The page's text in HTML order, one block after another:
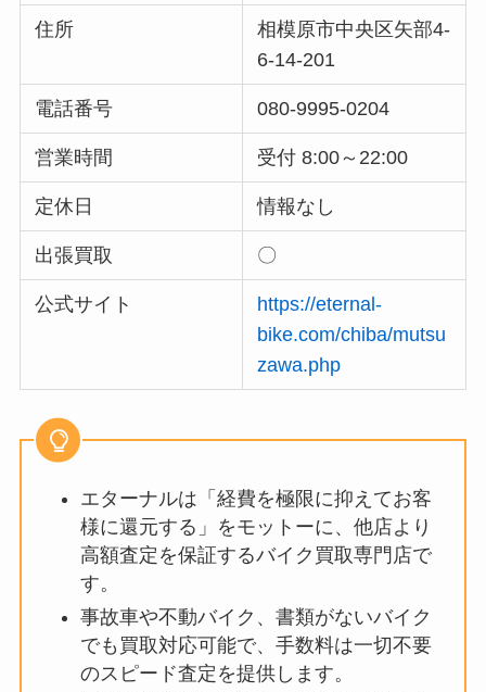
住所
相模原市中央区矢部4-
6-14-201
電話番号 080-9995-0204
営業時間 受付 8:00～22:00
定休日 情報なし
出張買取 〇
公式サイト
https://eternal-
bike.com/chiba/mutsu
zawa.php
エターナルは「経費を極限に抑えてお客
様に還元する」をモットーに、他店より
高額査定を保証するバイク買取専門店で
す。
事故車や不動バイク、書類がないバイク
でも買取対応可能で、手数料は一切不要
のスピード査定を提供します。